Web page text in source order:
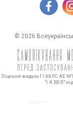
© 2026
Ліцензія видана ГІ ККЛС АЕ
"І.К.ВЕЛ"